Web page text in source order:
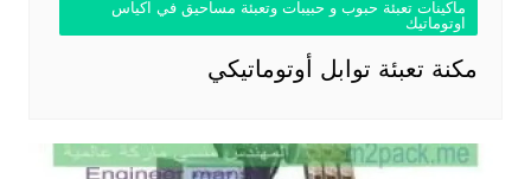
ماكينات تعبئة حبوب و حبيبات وتعبئة مساحيق في اكياس
اوتوماتيك
مكنة تعبئة توابل أوتوماتيكي